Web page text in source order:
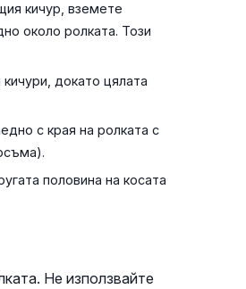
кичур, вземете
около ролката. Този
докато цялата
с края на ролката с
половина на косата
Не използвайте